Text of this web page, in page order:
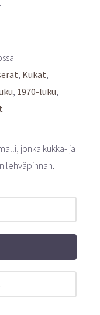
Kukat
1970-luku
jonka kukka- ja
lehväpinnan.